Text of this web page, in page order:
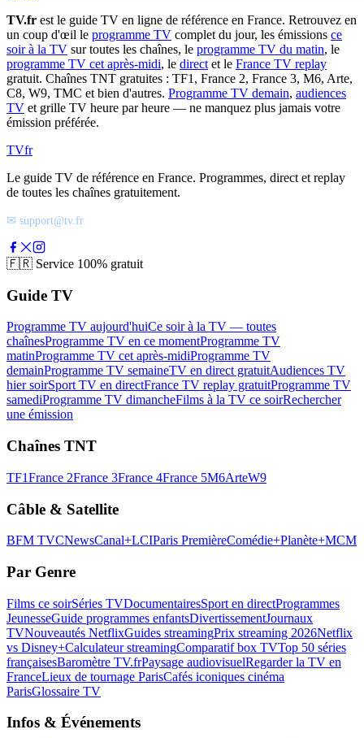
TV.fr est le guide TV en ligne de référence en France. Retrouvez en
un coup d'œil le programme TV complet du jour, les émissions ce
soir à la TV sur toutes les chaînes, le programme TV du matin, le
programme TV cet après-midi, le direct et le France TV replay
gratuit. Chaînes TNT gratuites : TF1, France 2, France 3, M6, Arte,
C8, W9, TMC et bien d'autres. Programme TV demain, audiences
TV et grille TV heure par heure — ne manquez plus jamais votre
émission préférée.
TVfr
Le guide TV de référence en France. Programmes, direct et replay
de toutes les chaînes gratuitement.
✉ support@tv.fr
🇫🇷 Service 100% gratuit
Guide TV
Programme TV aujourd'huiCe soir à la TV — toutes
chaînesProgramme TV en ce momentProgramme TV
matinProgramme TV cet après-midiProgramme TV
demainProgramme TV semaineTV en direct gratuitAudiences TV
hier soirSport TV en directFrance TV replay gratuitProgramme TV
samediProgramme TV dimancheFilms à la TV ce soirRechercher
une émission
Chaînes TNT
TF1France 2France 3France 4France 5M6ArteW9
Câble & Satellite
BFM TVCNewsCanal+LCIParis PremièreComédie+Planète+MCM
Par Genre
Films ce soirSéries TVDocumentairesSport en directProgrammes
JeunesseGuide programmes enfantsDivertissementJournaux
TVNouveautés NetflixGuides streamingPrix streaming 2026Netflix
vs Disney+Calculateur streamingComparatif box TVTop 50 séries
françaisesBaromètre TV.frPaysage audiovisuelRegarder la TV en
FranceLieux de tournage ParisCafés iconiques cinéma
ParisGlossaire TV
Infos & Événements